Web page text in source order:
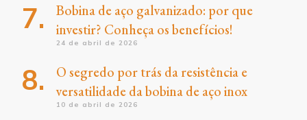
Bobina de aço galvanizado: por que
investir? Conheça os benefícios!
24 de abril de 2026
O segredo por trás da resistência e
versatilidade da bobina de aço inox
10 de abril de 2026